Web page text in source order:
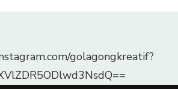
golagongkreatif?